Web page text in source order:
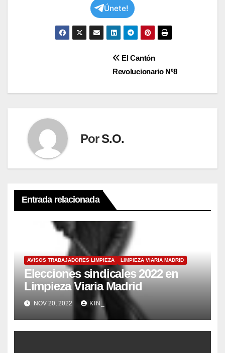
Únete!
El Cantón
Revolucionario Nº8
PorS.O.
Entrada relacionada
AVISOS TRABAJADORES LIMPIEZA LIMPIEZA VIARIA MADRID
Elecciones sindicales 2022 en
Limpieza Viaria Madrid
NOV 20, 2022 KIN_